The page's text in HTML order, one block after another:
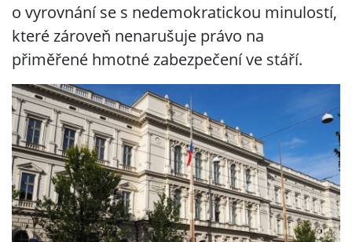
o vyrovnání se s nedemokratickou minulostí,
které zároveň nenarušuje právo na
přiměřené hmotné zabezpečení ve stáří.